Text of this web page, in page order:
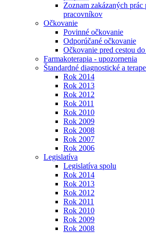
Zoznam zakázaných
pracovníkov
Očkovanie
Povinné očkovanie
Odporúčané očkovanie
Očkovanie pred cestou
Farmakoterapia - upozornenia
Štandardné diagnostické a
Rok 2014
Rok 2013
Rok 2012
Rok 2011
Rok 2010
Rok 2009
Rok 2008
Rok 2007
Rok 2006
Legislatíva
Legislatíva spolu
Rok 2014
Rok 2013
Rok 2012
Rok 2011
Rok 2010
Rok 2009
Rok 2008